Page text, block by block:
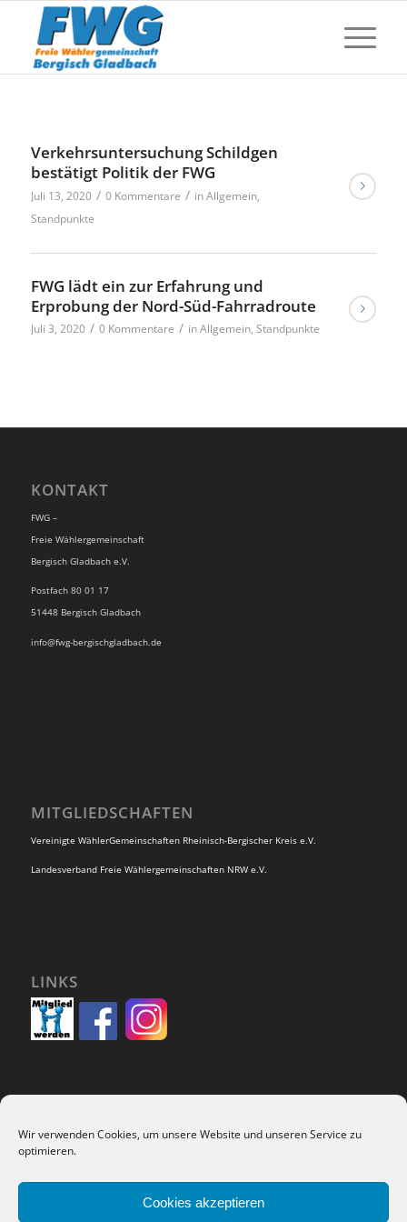
Wir verwenden Cookies, um unsere Website und unseren Service zu
optimieren.
Cookies akzeptieren
Verkehrsuntersuchung Schildgen
bestätigt Politik der FWG
Juli 13, 2020 / 0 Kommentare / inAllgemein,
Standpunkte
FWG lädt ein zur Erfahrung und
Erprobung der Nord-Süd-Fahrradroute
Juli 3, 2020 / 0 Kommentare / inAllgemein, Standpunkte
KONTAKT
FWG –
Freie Wählergemeinschaft
Bergisch Gladbach e.V.
Postfach 80 01 17
51448 Bergisch Gladbach
info@fwg-bergischgladbach.de
MITGLIEDSCHAFTEN
Vereinigte WählerGemeinschaften Rheinisch-Bergischer Kreis e.V.
Landesverband Freie Wählergemeinschaften NRW e.V.
LINKS
SUCHEN